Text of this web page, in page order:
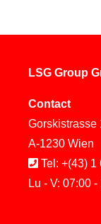
LSG Group
Contact
Gorskistrasse
A-1230 Wien
Tel: +(43)
Lu - V: 07:00